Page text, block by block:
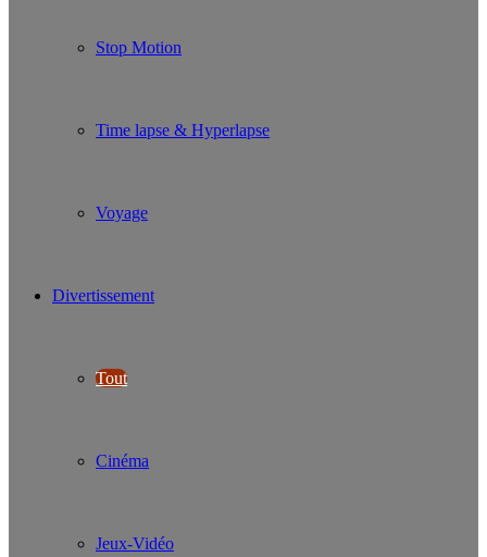
Stop Motion
Time lapse & Hyperlapse
Voyage
Divertissement
Tout
Cinéma
Jeux-Vidéo